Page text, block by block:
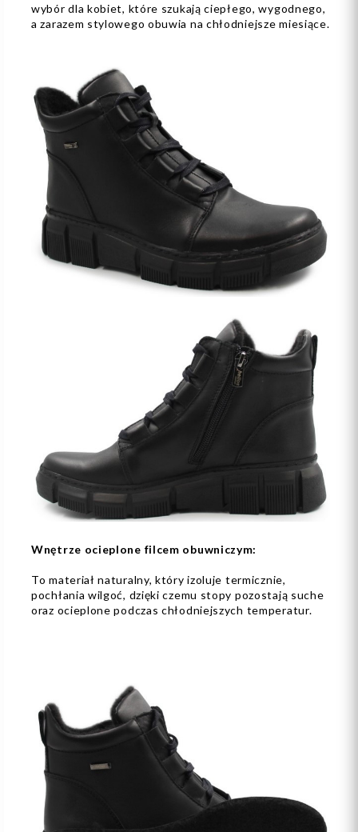
wybór dla kobiet, które szukają ciepłego, wygodnego,
a zarazem stylowego obuwia na chłodniejsze miesiące.
Wnętrze ocieplone filcem obuwniczym:
To materiał naturalny, który izoluje termicznie,
pochłania wilgoć, dzięki czemu stopy pozostają suche
oraz ocieplone podczas chłodniejszych temperatur.